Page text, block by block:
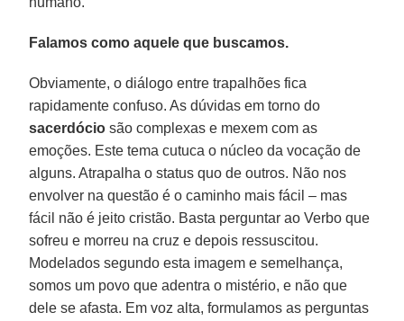
Falamos como aquele que buscamos.
Obviamente, o diálogo entre trapalhões fica
rapidamente confuso. As dúvidas em torno do
sacerdócio são complexas e mexem com as
emoções. Este tema cutuca o núcleo da vocação de
alguns. Atrapalha o status quo de outros. Não nos
envolver na questão é o caminho mais fácil – mas
fácil não é jeito cristão. Basta perguntar ao Verbo que
sofreu e morreu na cruz e depois ressuscitou.
Modelados segundo esta imagem e semelhança,
somos um povo que adentra o mistério, e não que
dele se afasta. Em voz alta, formulamos as perguntas